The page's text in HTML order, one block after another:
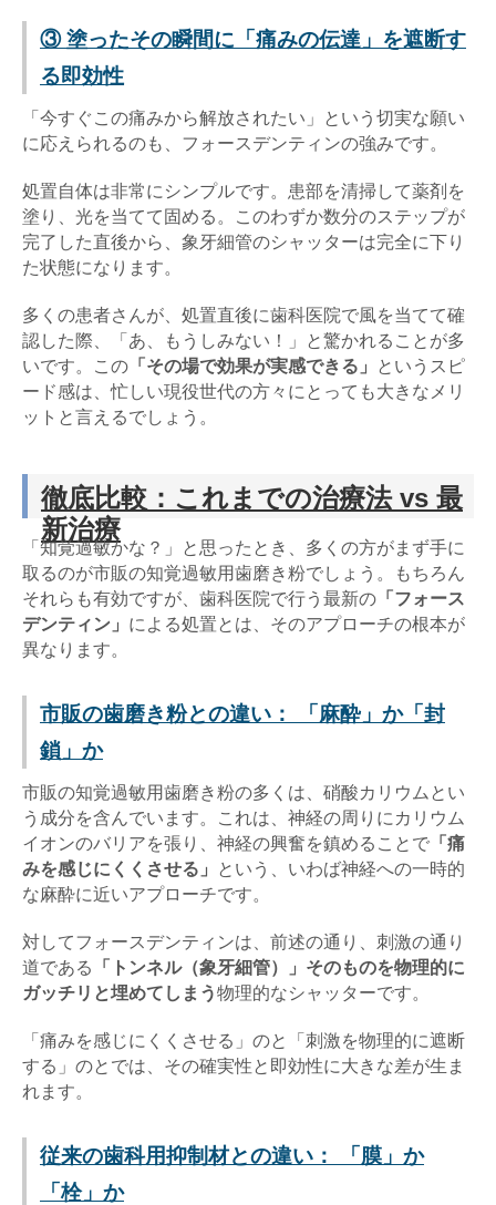
③ 塗ったその瞬間に「痛みの伝達」を遮断す
る即効性
「今すぐこの痛みから解放されたい」という切実な願い
に応えられるのも、フォースデンティンの強みです。
処置自体は非常にシンプルです。患部を清掃して薬剤を
塗り、光を当てて固める。このわずか数分のステップが
完了した直後から、象牙細管のシャッターは完全に下り
た状態になります。
多くの患者さんが、処置直後に歯科医院で風を当てて確
認した際、「あ、もうしみない！」と驚かれることが多
いです。この 「その場で効果が実感できる」
というスピ
ード感は、忙しい現役世代の方々にとっても大きなメリ
ットと言えるでしょう。
徹底比較：これまでの治療法 vs 最
新治療
「知覚過敏かな？」と思ったとき、多くの方がまず手に
取るのが市販の知覚過敏用歯磨き粉でしょう。もちろん
それらも有効ですが、歯科医院で行う最新の 「フォース
デンティン」 による処置とは、そのアプローチの根本が
異なります。
市販の歯磨き粉との違い： 「麻酔」か「封
鎖」か
市販の知覚過敏用歯磨き粉の多くは、硝酸カリウムとい
う成分を含んでいます。これは、神経の周りにカリウム
イオンのバリアを張り、神経の興奮を鎮めることで 「痛
みを感じにくくさせる」
という、いわば神経への一時的
な麻酔に近いアプローチです。
対してフォースデンティンは、前述の通り、刺激の通り
道である
「トンネル（象牙細管）」そのものを物理的に
ガッチリと埋めてしまう物理的なシャッターです。
「痛みを感じにくくさせる」のと「刺激を物理的に遮断
する」のとでは、その確実性と即効性に大きな差が生ま
れます。
従来の歯科用抑制材との違い： 「膜」か
「栓」か